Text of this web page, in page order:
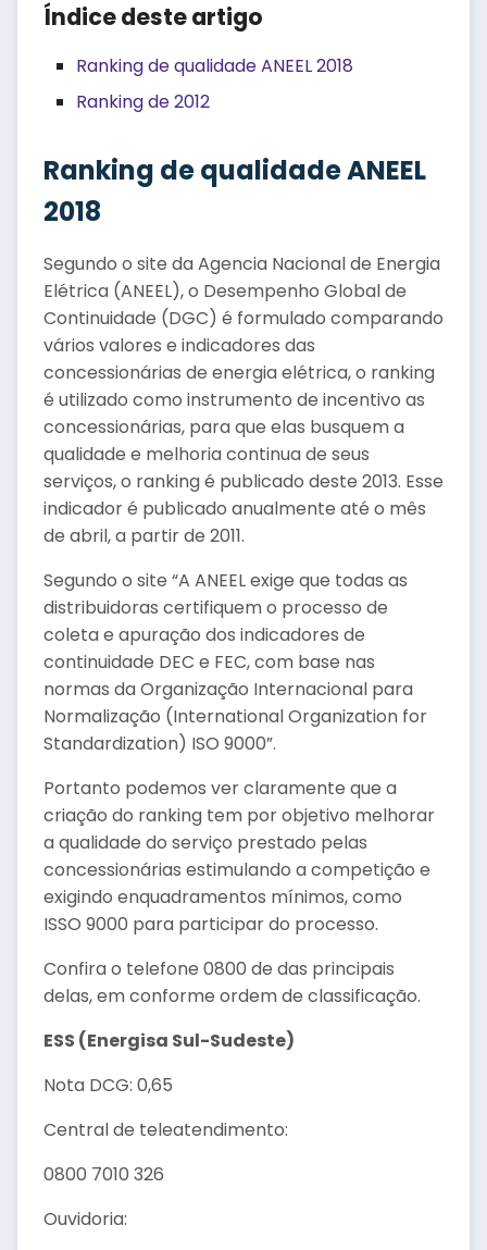
Índice deste artigo
Ranking de qualidade ANEEL 2018
Ranking de 2012
Ranking de qualidade ANEEL
2018
Segundo o site da Agencia Nacional de Energia
Elétrica (ANEEL), o Desempenho Global de
Continuidade (DGC) é formulado comparando
vários valores e indicadores das
concessionárias de energia elétrica, o ranking
é utilizado como instrumento de incentivo as
concessionárias, para que elas busquem a
qualidade e melhoria continua de seus
serviços, o ranking é publicado deste 2013. Esse
indicador é publicado anualmente até o mês
de abril, a partir de 2011.
Segundo o site “A ANEEL exige que todas as
distribuidoras certifiquem o processo de
coleta e apuração dos indicadores de
continuidade DEC e FEC, com base nas
normas da Organização Internacional para
Normalização (International Organization for
Standardization) ISO 9000”.
Portanto podemos ver claramente que a
criação do ranking tem por objetivo melhorar
a qualidade do serviço prestado pelas
concessionárias estimulando a competição e
exigindo enquadramentos mínimos, como
ISSO 9000 para participar do processo.
Confira o telefone 0800 de das principais
delas, em conforme ordem de classificação.
ESS (Energisa Sul-Sudeste)
Nota DCG: 0,65
Central de teleatendimento:
0800 7010 326
Ouvidoria: